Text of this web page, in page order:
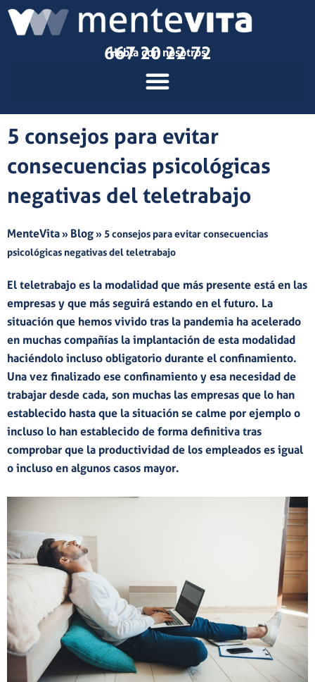
Habla con nosotros
667 20 22 72
5 consejos para evitar
consecuencias psicológicas
negativas del teletrabajo
MenteVita» Blog» 5 consejos para evitar consecuencias
psicológicas negativas del teletrabajo
El teletrabajo es la modalidad que más presente está en las
empresas y que más seguirá estando en el futuro. La
situación que hemos vivido tras la pandemia ha acelerado
en muchas compañías la implantación de esta modalidad
haciéndolo incluso obligatorio durante el confinamiento.
Una vez finalizado ese confinamiento y esa necesidad de
trabajar desde cada, son muchas las empresas que lo han
establecido hasta que la situación se calme por ejemplo o
incluso lo han establecido de forma definitiva tras
comprobar que la productividad de los empleados es igual
o incluso en algunos casos mayor.